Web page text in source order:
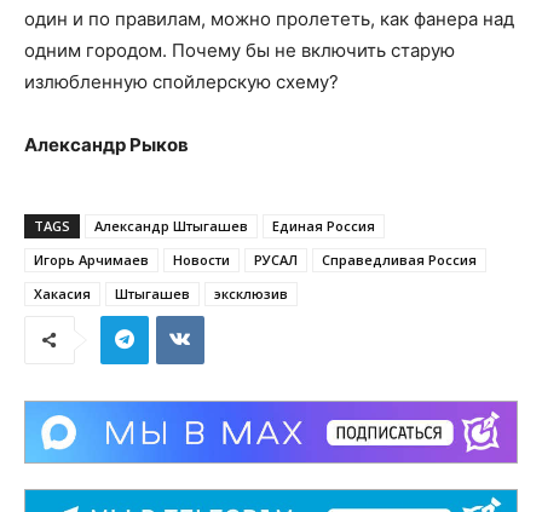
один и по правилам, можно пролететь, как фанера над
одним городом. Почему бы не включить старую
излюбленную спойлерскую схему?
Александр Рыков
TAGS Александр Штыгашев
Единая Россия
Игорь Арчимаев
Новости РУСАЛ
Справедливая Россия
Хакасия
Штыгашев эксклюзив